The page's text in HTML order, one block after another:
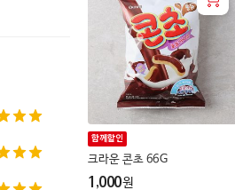
크라운 콘초 66G
함께할인
1,000원